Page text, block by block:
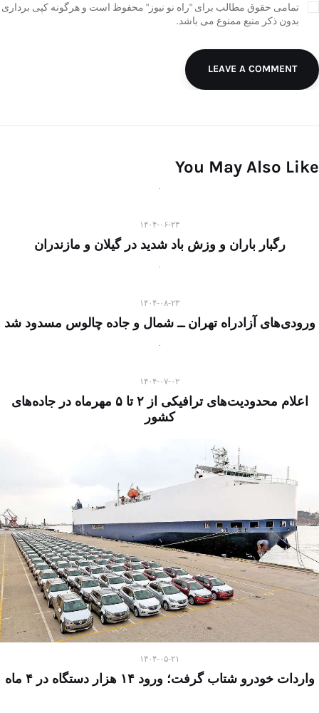
تمامی حقوق مطالب برای "راه نو نیوز" محفوظ است و هرگونه کپی برداری
بدون ذکر منبع ممنوع می باشد.
LEAVE A COMMENT
You May Also Like
۱۴۰۴-۰۶-۲۳
رگبار باران و وزش باد شدید در گیلان و مازندران
۱۴۰۴-۰۸-۲۳
ورودی‌های آزادراه تهران ــ شمال و جاده چالوس مسدود شد
۱۴۰۴-۰۷-۰۲
اعلام محدودیت‌های ترافیکی از ۲ تا ۵ مهرماه در جاده‌های
کشور
۱۴۰۴-۰۵-۲۱
واردات خودرو شتاب گرفت؛ ورود ۱۴ هزار دستگاه در ۴ ماه